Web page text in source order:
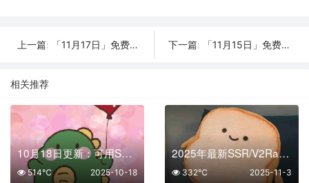
上一篇: 「11月17日」免费节点数量27个，SSR/V2ray/Shadowrocket/Clash订阅链接 下一篇: 「11月15日」免费节点数量21个，SSR/V2ray/Shadowrocket/Clash订阅链接
相关推荐
10月18日更新：可用SSR/V2Ray/Clash免费节点全集（21条）
2025-10-18
514℃
2025年最新SSR/V2Ray/Clash节点分享 | 11月03日实时可用
2025-11-3
332℃